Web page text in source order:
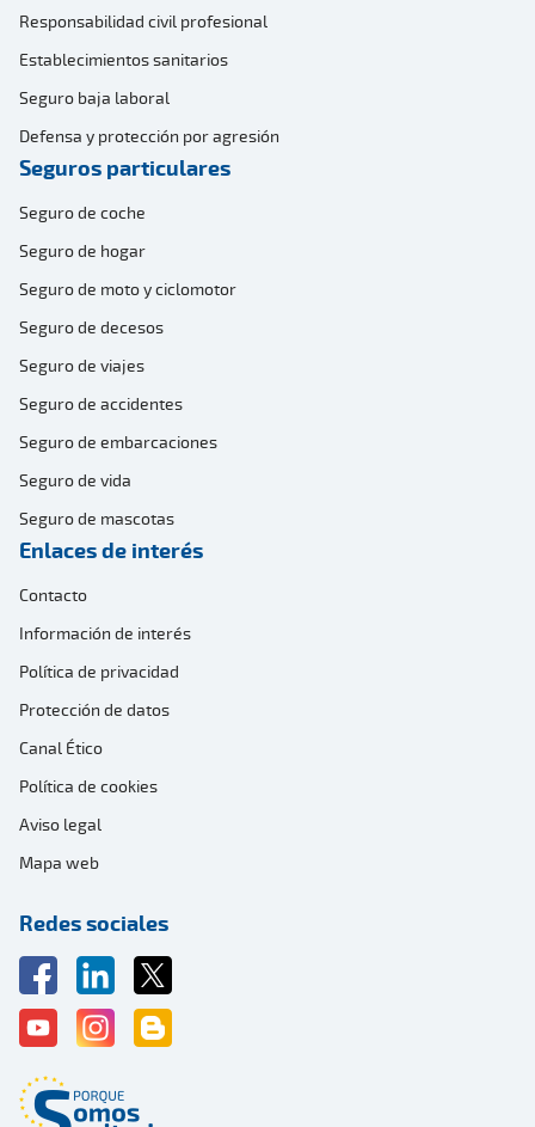
Responsabilidad civil profesional
Establecimientos sanitarios
Seguro baja laboral
Defensa y protección por agresión
Seguros particulares
Seguro de coche
Seguro de hogar
Seguro de moto y ciclomotor
Seguro de decesos
Seguro de viajes
Seguro de accidentes
Seguro de embarcaciones
Seguro de vida
Seguro de mascotas
Enlaces de interés
Contacto
Información de interés
Política de privacidad
Protección de datos
Canal Ético
Política de cookies
Aviso legal
Mapa web
Redes sociales